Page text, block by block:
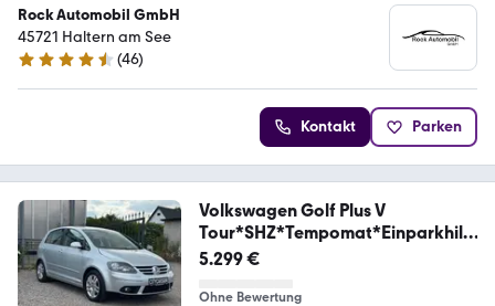
Rock Automobil GmbH
45721 Haltern am See
4.7 Sterne
(46)
Kontakt Parken
Volkswagen Golf Plus V
Tour*SHZ*Tempomat*Einparkhilf
e
5.299 €
Ohne Bewertung